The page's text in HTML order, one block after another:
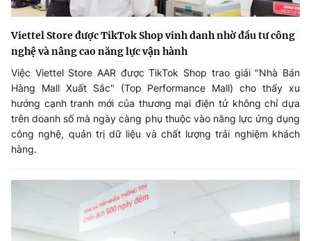
Viettel Store được TikTok Shop vinh danh nhờ đầu tư công
nghệ và nâng cao năng lực vận hành
Việc Viettel Store AAR được TikTok Shop trao giải "Nhà Bán
Hàng Mall Xuất Sắc" (Top Performance Mall) cho thấy xu
hướng cạnh tranh mới của thương mại điện tử không chỉ dựa
trên doanh số mà ngày càng phụ thuộc vào năng lực ứng dụng
công nghệ, quản trị dữ liệu và chất lượng trải nghiệm khách
hàng.